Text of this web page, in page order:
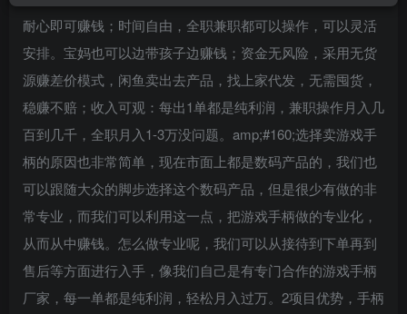
耐心即可赚钱；时间自由，全职兼职都可以操作，可以灵活
安排。宝妈也可以边带孩子边赚钱；资金无风险，采用无货
源赚差价模式，闲鱼卖出去产品，找上家代发，无需囤货，
稳赚不赔；收入可观：每出1单都是纯利润，兼职操作月入几
百到几千，全职月入1-3万没问题。amp;#160;选择卖游戏手
柄的原因也非常简单，现在市面上都是数码产品的，我们也
可以跟随大众的脚步选择这个数码产品，但是很少有做的非
常专业，而我们可以利用这一点，把游戏手柄做的专业化，
从而从中赚钱。怎么做专业呢，我们可以从接待到下单再到
售后等方面进行入手，像我们自己是有专门合作的游戏手柄
厂家，每一单都是纯利润，轻松月入过万。2项目优势，手柄